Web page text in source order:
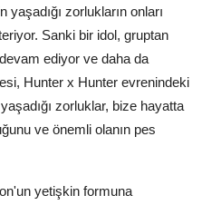
zorlukların onları
Sanki bir idol, gruptan
ediyor ve daha da
Hunter x Hunter evrenindeki
zorluklar, bize hayatta
ve önemli olanın pes
yetişkin formuna